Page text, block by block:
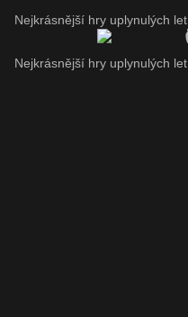
Nejkrásnější hry uplynulých let
Nejkrásnější hry uplynulých let